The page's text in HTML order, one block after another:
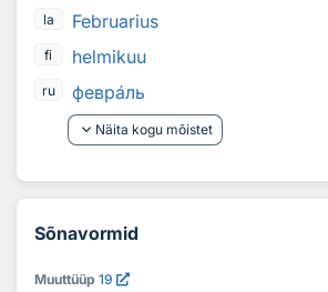
la Februarius
fi helmikuu
ru февраль
keyboard_arrow_down Näita kogu mõistet
Sõnavormid
Muuttüüp 19